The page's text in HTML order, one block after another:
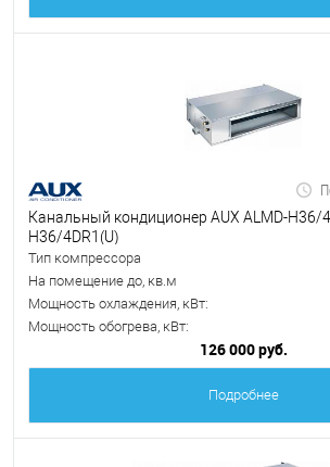
Канальный кондиционер AUX ALMD-H36/
H36/4DR1(U)
Тип компрессора
На помещение до, кв.м
Мощность охлаждения, кВт:
Мощность обогрева, кВт:
126 000 руб.
Подробнее